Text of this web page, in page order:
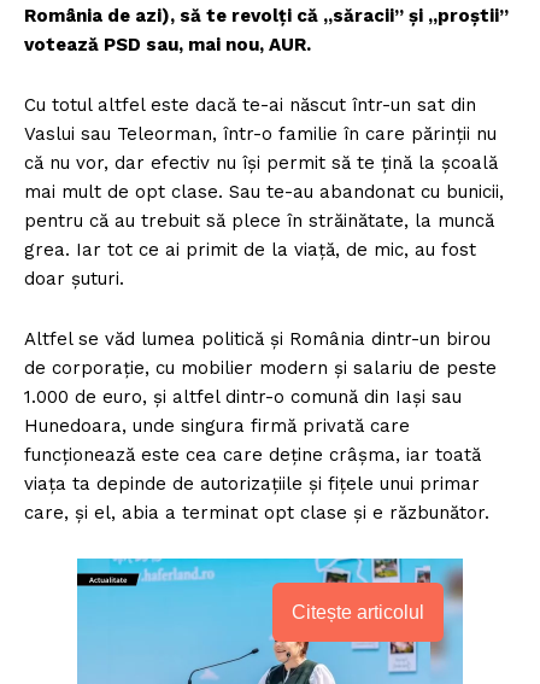
România de azi), să te revolți că „săracii” și „proștii”
votează PSD sau, mai nou, AUR.
Cu totul altfel este dacă te-ai născut într-un sat din
Vaslui sau Teleorman, într-o familie în care părinții nu
că nu vor, dar efectiv nu își permit să te țină la școală
mai mult de opt clase. Sau te-au abandonat cu bunicii,
pentru că au trebuit să plece în străinătate, la muncă
grea. Iar tot ce ai primit de la viață, de mic, au fost
doar șuturi.
Altfel se văd lumea politică și România dintr-un birou
de corporație, cu mobilier modern și salariu de peste
1.000 de euro, și altfel dintr-o comună din Iași sau
Hunedoara, unde singura firmă privată care
funcționează este cea care deține crâșma, iar toată
viața ta depinde de autorizațiile și fițele unui primar
care, și el, abia a terminat opt clase și e răzbunător.
Citește articolul